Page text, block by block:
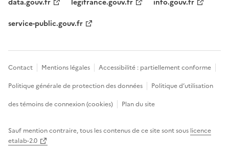
data.gouv.fr legifrance.gouv.fr
info.gouv.fr
service-public.gouv.fr
Contact Mentions légales
Accessibilité : partiellement conforme
Politique générale de protection des données
Politique d’utilisation
des témoins de connexion (cookies)
Plan du site
Sauf mention contraire, tous les contenus de ce site sont sous licence
etalab-2.0